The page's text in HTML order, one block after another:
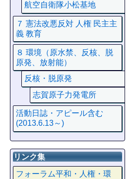
航空自衛隊小松基地
７ 憲法改悪反対 人権 民主主
義 教育
８ 環境（原水禁、反核、脱
原発、放射能）
反核・脱原発
志賀原子力発電所
活動日誌・アピール含む
(2013.6.13～)
リンク集
フォーラム平和・人権・環